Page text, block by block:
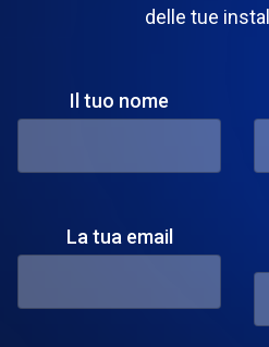
delle tue
Il tuo nome
La tua email